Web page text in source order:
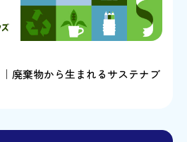
廃棄物から生まれるサステナブ